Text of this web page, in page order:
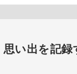
い出を記